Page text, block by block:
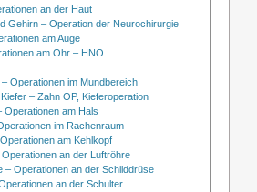
an der Haut
Gehirn – Operation der Neurochirurgie
am Auge
am Ohr – HNO
– Operationen im Mundbereich
– Zahn OP, Kieferoperation
Operationen am Hals
im Rachenraum
am Kehlkopf
Operationen an der Luftröhre
– Operationen an der Schilddrüse
an der Schulter